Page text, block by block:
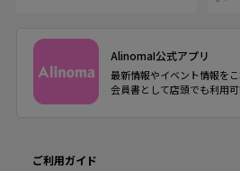
AlinomaI公式アプリ
最新情報やイベント情報を
会員書として店頭でも利用
ご利用ガイド